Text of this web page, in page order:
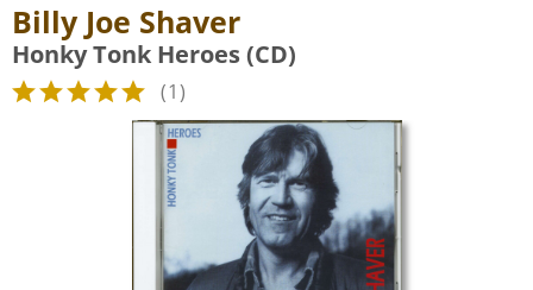
Billy Joe Shaver
Honky Tonk Heroes (CD)
(1)